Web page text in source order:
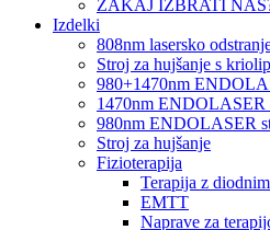
ZAKAJ IZBRATI
Izdelki
808nm lasersko
Stroj za hujšanje s
980+1470nm
1470nm ENDOLASER
980nm ENDOLASER
Stroj za hujšanje
Fizioterapija
Terapija z
EMTT
Naprave za